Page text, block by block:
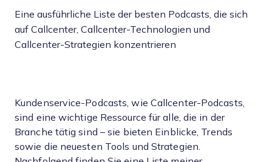
Eine ausführliche Liste der besten Podcasts, die sich
auf Callcenter, Callcenter-Technologien und
Callcenter-Strategien konzentrieren
Kundenservice-Podcasts, wie Callcenter-Podcasts,
sind eine wichtige Ressource für alle, die in der
Branche tätig sind – sie bieten Einblicke, Trends
sowie die neuesten Tools und Strategien.